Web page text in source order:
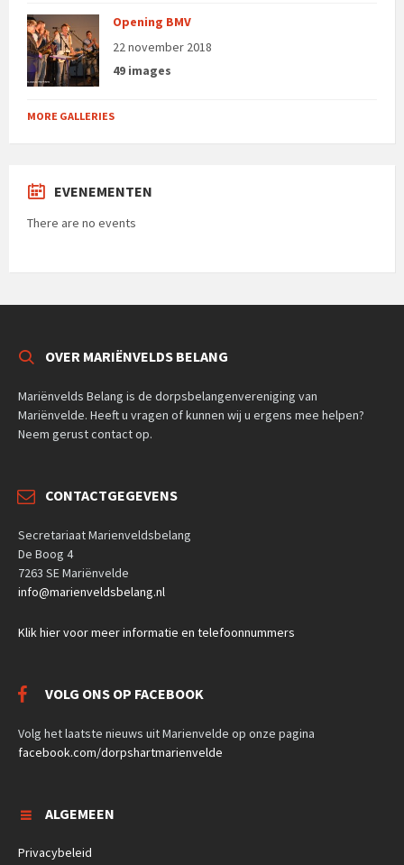
Opening BMV
22 november 2018
49 images
MORE GALLERIES
EVENEMENTEN
There are no events
OVER MARIËNVELDS BELANG
Mariënvelds Belang is de dorpsbelangenvereniging van
Mariënvelde. Heeft u vragen of kunnen wij u ergens mee helpen?
Neem gerust contact op.
CONTACTGEGEVENS
Secretariaat Marienveldsbelang
De Boog 4
7263 SE Mariënvelde
info@marienveldsbelang.nl
Klik hier voor meer informatie en telefoonnummers
VOLG ONS OP FACEBOOK
Volg het laatste nieuws uit Marienvelde op onze pagina
facebook.com/dorpshartmarienvelde
ALGEMEEN
Privacybeleid